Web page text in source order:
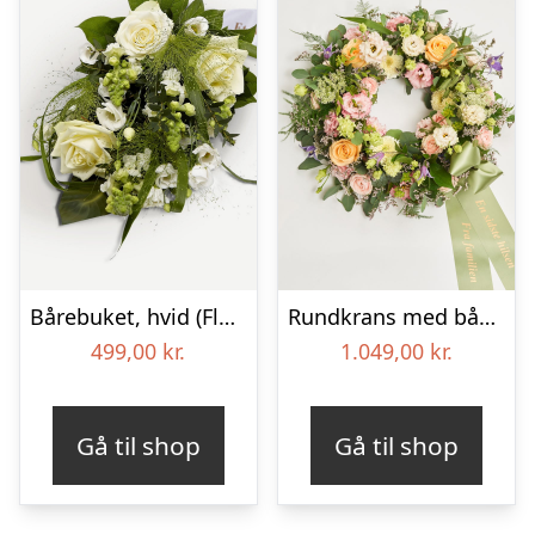
Bårebuket, hvid (Floristens kreative valg) med bånd
499,00 kr.
Gå til shop
Rundkrans med bånd – Floristens kreative valg
1.049,00 kr.
Gå til shop